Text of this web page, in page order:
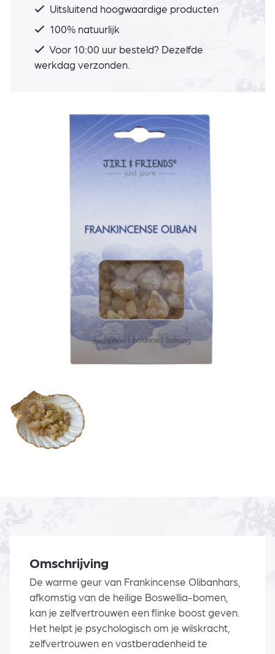
Uitsluitend hoogwaardige producten
100% natuurlijk
Voor 10:00 uur besteld? Dezelfde
werkdag verzonden.
Omschrijving
De warme geur van Frankincense Olibanhars,
afkomstig van de heilige Boswellia-bomen,
kan je zelfvertrouwen een flinke boost geven.
Het helpt je psychologisch om je wilskracht,
zelfvertrouwen en vastberadenheid te